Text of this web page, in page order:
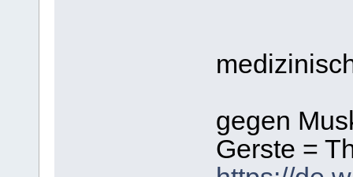
gegen
Gerste =